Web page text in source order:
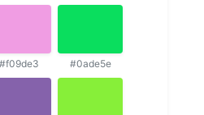
#f09de3 #0ade5e